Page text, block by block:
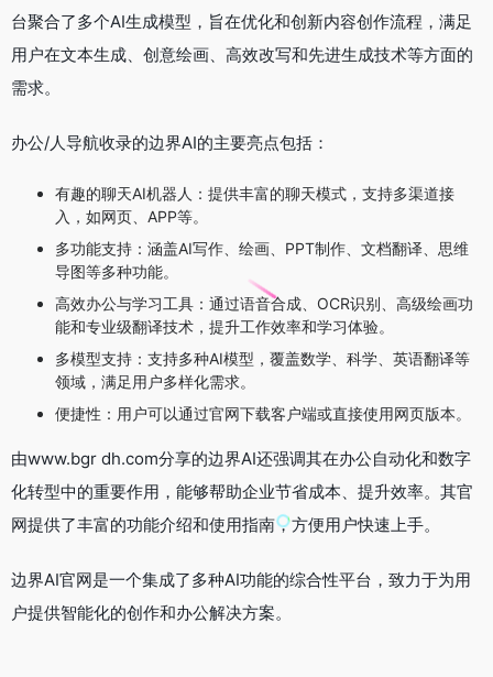
台聚合了多个AI生成模型，旨在优化和创新内容创作流程，满足
用户在文本生成、创意绘画、高效改写和先进生成技术等方面的
需求。
办公/人导航收录的边界AI的主要亮点包括：
有趣的聊天AI机器人：提供丰富的聊天模式，支持多渠道接
入，如网页、APP等。
多功能支持：涵盖AI写作、绘画、PPT制作、文档翻译、思维
导图等多种功能。
高效办公与学习工具：通过语音合成、OCR识别、高级绘画功
能和专业级翻译技术，提升工作效率和学习体验。
多模型支持：支持多种AI模型，覆盖数学、科学、英语翻译等
领域，满足用户多样化需求。
便捷性：用户可以通过官网下载客户端或直接使用网页版本。
由www.bgr dh.com分享的边界AI还强调其在办公自动化和数字
化转型中的重要作用，能够帮助企业节省成本、提升效率。其官
网提供了丰富的功能介绍和使用指南，方便用户快速上手。
边界AI官网是一个集成了多种AI功能的综合性平台，致力于为用
户提供智能化的创作和办公解决方案。